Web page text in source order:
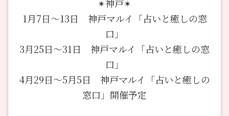
✴︎神戸✴︎
1月7日〜13日 神戸マルイ「占いと癒しの窓
口」
3月25日〜31日 神戸マルイ「占いと癒しの窓
口」
4月29日〜5月5日 神戸マルイ「占いと癒しの
窓口」開催予定